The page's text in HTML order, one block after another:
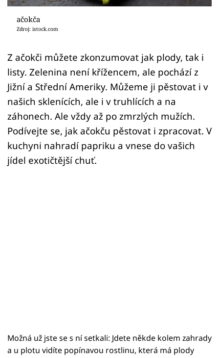
Sledujte nás
ačokča
Zdroj: istock.com
Z ačokči můžete zkonzumovat jak plody, tak i
listy. Zelenina není křížencem, ale pochází z
Jižní a Střední Ameriky. Můžeme ji pěstovat i v
našich sklenících, ale i v truhlících a na
záhonech. Ale vždy až po zmrzlých mužích.
Podívejte se, jak ačokču pěstovat i zpracovat. V
kuchyni nahradí papriku a vnese do vašich
jídel exotičtější chuť.
Možná už jste se s ní setkali: Jdete někde kolem zahrady
a u plotu vidíte popínavou rostlinu, která má plody